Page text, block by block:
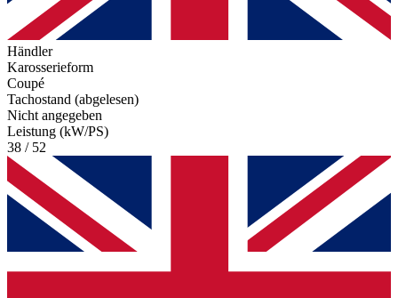
Händler
Karosserieform
Coupé
Tachostand (abgelesen)
Nicht angegeben
Leistung (kW/PS)
38 / 52